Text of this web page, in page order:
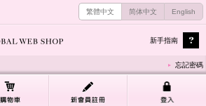
繁體中文 简体中文 English
新手指南
忘記密碼